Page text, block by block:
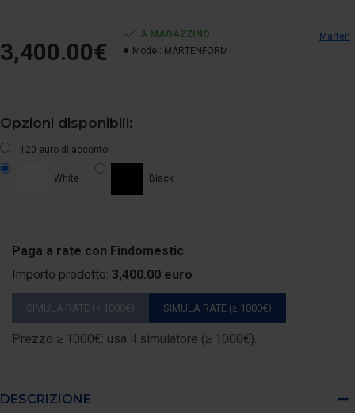
3,400.00€
A MAGAZZINO
Model: MARTENFORM
Marten
Opzioni disponibili:
120 euro di acconto
White Black
Paga a rate con Findomestic
Importo prodotto: 3,400.00 euro
SIMULA RATE (< 1000€) SIMULA RATE (≥ 1000€)
Prezzo ≥ 1000€: usa il simulatore (≥ 1000€).
DESCRIZIONE